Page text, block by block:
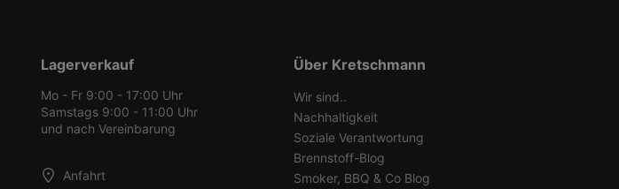
Lagerverkauf
Mo - Fr 9:00 - 17:00 Uhr
Samstags 9:00 - 11:00 Uhr
und nach Vereinbarung
Anfahrt
Über Kretschmann
Wir sind..
Nachhaltigkeit
Soziale Verantwortung
Brennstoff-Blog
Smoker, BBQ & Co Blog